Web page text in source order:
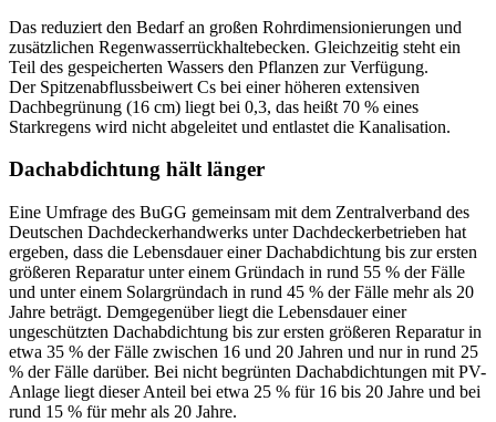
Das reduziert den Bedarf an großen Rohrdimensionierungen und
zusätzlichen Regenwasserrückhaltebecken. Gleichzeitig steht ein
Teil des gespeicherten Wassers den Pflanzen zur Verfügung.
Der Spitzenabflussbeiwert Cs bei einer höheren extensiven
Dachbegrünung (16 cm) liegt bei 0,3, das heißt 70 % eines
Starkregens wird nicht abgeleitet und entlastet die Kanalisation.
Dachabdichtung hält länger
Eine Umfrage des BuGG gemeinsam mit dem Zentralverband des
Deutschen Dachdeckerhandwerks unter Dachdeckerbetrieben hat
ergeben, dass die Lebensdauer einer Dachabdichtung bis zur ersten
größeren Reparatur unter einem Gründach in rund 55 % der Fälle
und unter einem Solargründach in rund 45 % der Fälle mehr als 20
Jahre beträgt. Demgegenüber liegt die Lebensdauer einer
ungeschützten Dachabdichtung bis zur ersten größeren Reparatur in
etwa 35 % der Fälle zwischen 16 und 20 Jahren und nur in rund 25
% der Fälle darüber. Bei nicht begrünten Dachabdichtungen mit PV-
Anlage liegt dieser Anteil bei etwa 25 % für 16 bis 20 Jahre und bei
rund 15 % für mehr als 20 Jahre.